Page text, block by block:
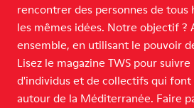
rencontrer des personnes de tous
les mêmes idées. Notre objectif ?
ensemble, en utilisant le pouvoir
Lisez le magazine TWS pour
d'individus et de collectifs qui
autour de la Méditerranée. Faire